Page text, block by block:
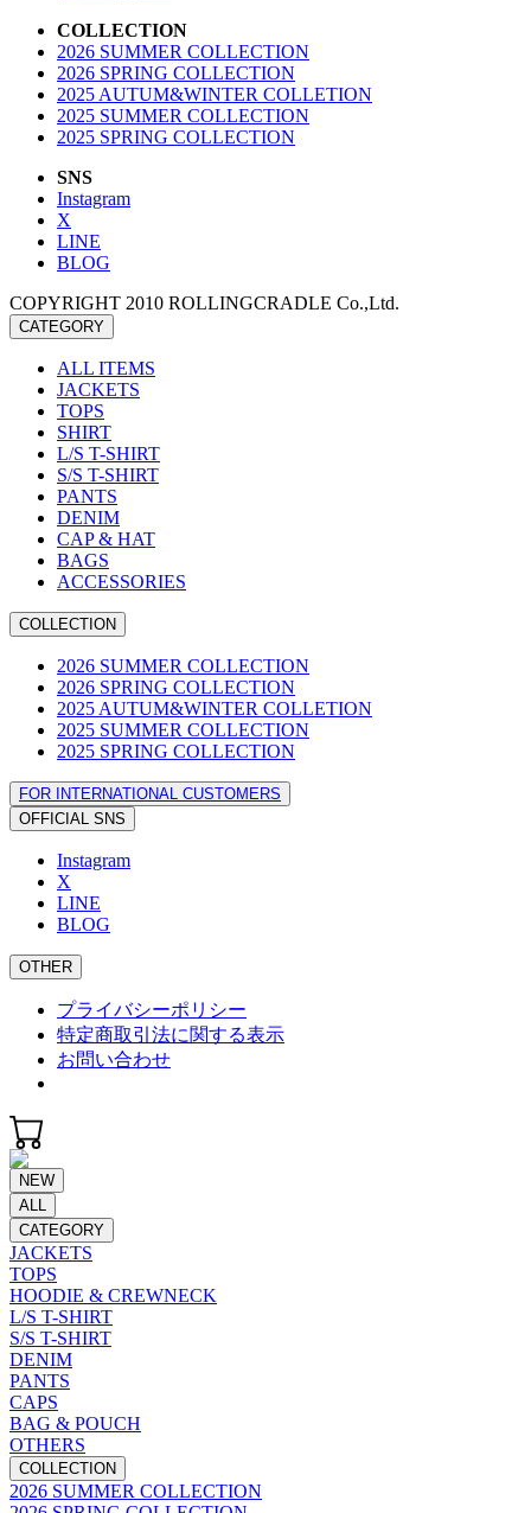
COLLECTION
2026 SUMMER COLLECTION
2026 SPRING COLLECTION
2025 AUTUM&WINTER COLLETION
2025 SUMMER COLLECTION
2025 SPRING COLLECTION
SNS
Instagram
X
LINE
BLOG
COPYRIGHT 2010 ROLLINGCRADLE Co.,Ltd.
CATEGORY
ALL ITEMS
JACKETS
TOPS
SHIRT
L/S T-SHIRT
S/S T-SHIRT
PANTS
DENIM
CAP & HAT
BAGS
ACCESSORIES
COLLECTION
2026 SUMMER COLLECTION
2026 SPRING COLLECTION
2025 AUTUM&WINTER COLLETION
2025 SUMMER COLLECTION
2025 SPRING COLLECTION
FOR INTERNATIONAL CUSTOMERS
OFFICIAL SNS
Instagram
X
LINE
BLOG
OTHER
プライバシーポリシー
特定商取引法に関する表示
お問い合わせ
NEW
ALL
CATEGORY
JACKETS
TOPS
HOODIE & CREWNECK
L/S T-SHIRT
S/S T-SHIRT
DENIM
PANTS
CAPS
BAG & POUCH
OTHERS
COLLECTION
2026 SUMMER COLLECTION